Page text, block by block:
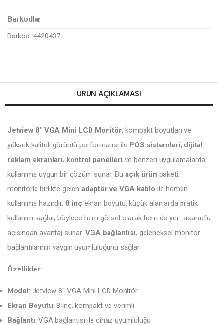
Barkodlar
Barkod: 4420437
ÜRÜN AÇIKLAMASI
Jetview 8" VGA Mini LCD Monitör, kompakt boyutları ve
yüksek kaliteli görüntü performansı ile POS sistemleri, dijital
reklam ekranları, kontrol panelleri ve benzeri uygulamalarda
kullanıma uygun bir çözüm sunar. Bu açık ürün paketi,
monitörle birlikte gelen adaptör ve VGA kablo ile hemen
kullanıma hazırdır. 8 inç ekran boyutu, küçük alanlarda pratik
kullanım sağlar, böylece hem görsel olarak hem de yer tasarrufu
açısından avantaj sunar. VGA bağlantısı, geleneksel monitör
bağlantılarının yaygın uyumluluğunu sağlar.
Özellikler:
Model: Jetview 8" VGA Mini LCD Monitör
Ekran Boyutu: 8 inç, kompakt ve verimli
Bağlantı: VGA bağlantısı ile cihaz uyumluluğu